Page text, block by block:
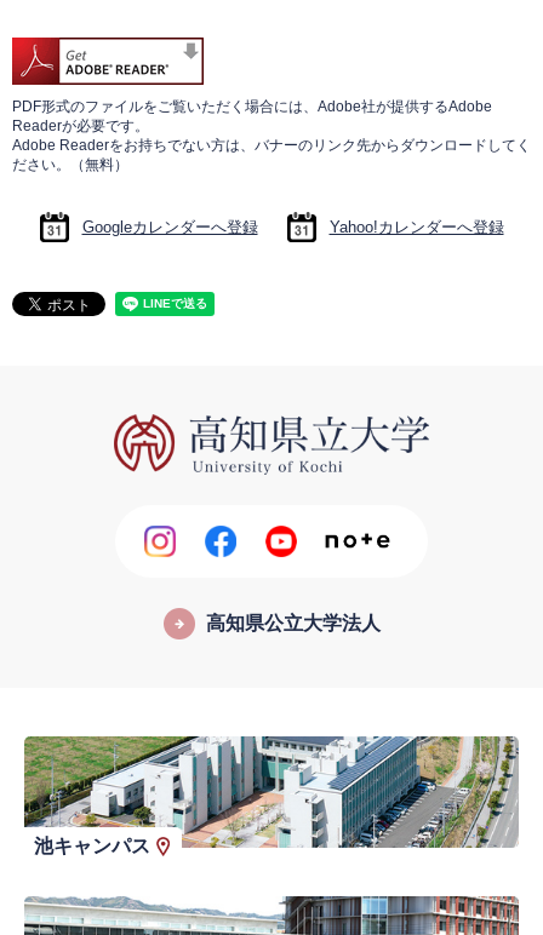
PDF形式のファイルをご覧いただく場合には、Adobe社が提供するAdobe
Readerが必要です。
Adobe Readerをお持ちでない方は、バナーのリンク先からダウンロードしてく
ださい。（無料）
Googleカレンダーへ登録 Yahoo!カレンダーへ登録
高知県公立大学法人
池キャンパス